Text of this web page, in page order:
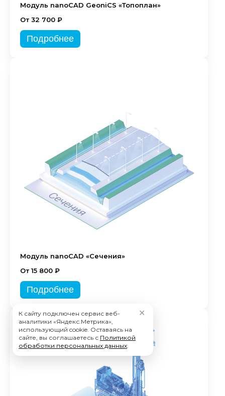
Модуль nanoCAD GeoniCS «Топоплан»
От 32 700 ₽
Подробнее
Модуль nanoCAD «Сечения»
От 15 800 ₽
Подробнее
К сайту подключен сервис веб-
аналитики «Яндекс.Метрика»,
использующий cookie. Оставаясь на
сайте, вы соглашаетесь с Политикой
обработки персональных данных.
✕